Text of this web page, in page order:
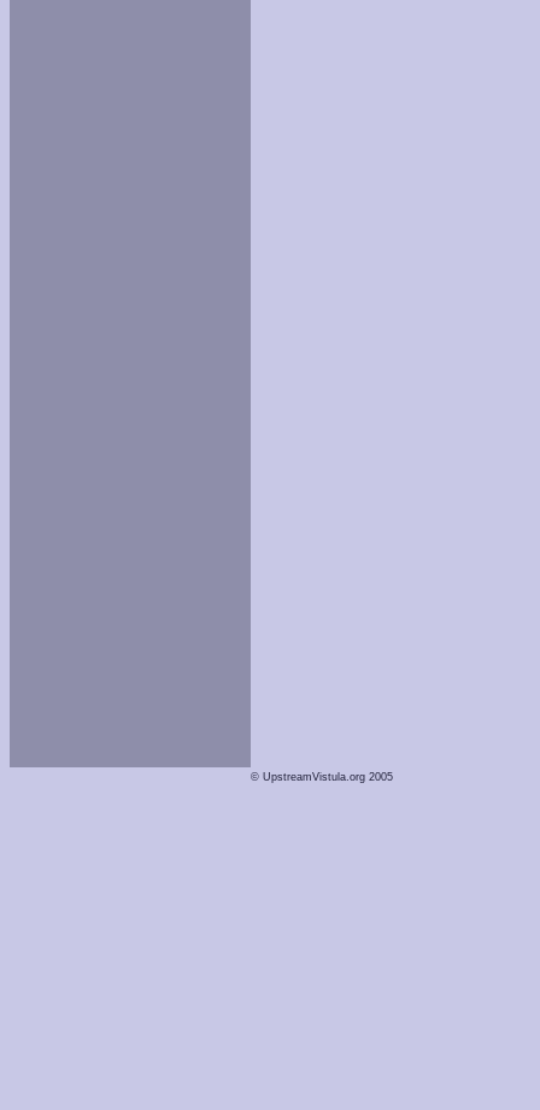
© UpstreamVistula.org 2005